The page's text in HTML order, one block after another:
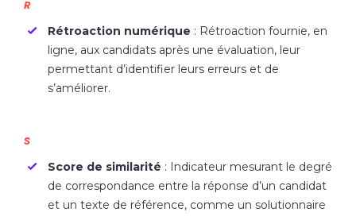
R
Rétroaction numérique : Rétroaction fournie, en
ligne, aux candidats après une évaluation, leur
permettant d’identifier leurs erreurs et de
s’améliorer.
S
Score de similarité : Indicateur mesurant le degré
de correspondance entre la réponse d’un candidat
et un texte de référence, comme un solutionnaire